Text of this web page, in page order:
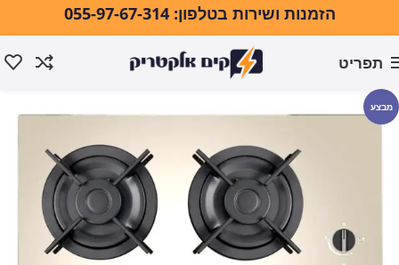
הזמנות ושירות בטלפון: 055-97-67-314
תפריט
עמוד הבית אפייה ובישול כיריים כיריים גז
מבצע